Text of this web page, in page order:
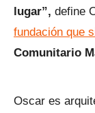
lugar”, define
fundación que
Comunitario
Oscar es